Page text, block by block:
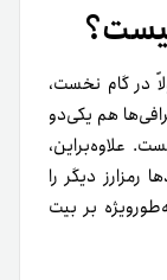
در گام نخست،
هم یکی‌دو
علاوه‌براین،
دیگر را
بر بیت